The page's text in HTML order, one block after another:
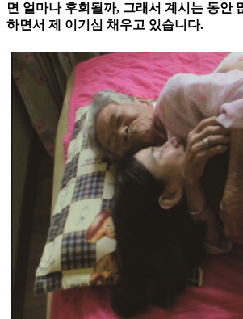
면 얼마나 후회될까, 그래서 계시는 동안
하면서 제 이기심 채우고 있습니다.